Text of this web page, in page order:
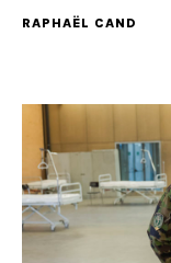
RAPHAËL CAND